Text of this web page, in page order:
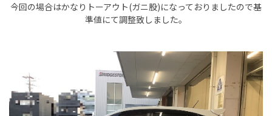
今回の場合はかなりトーアウト(ガニ股)になっておりましたので基
準値にて調整致しました。